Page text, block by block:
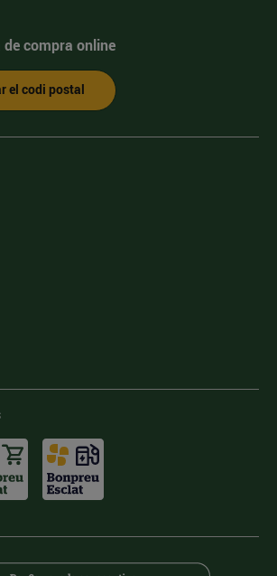
de compra online
el codi postal